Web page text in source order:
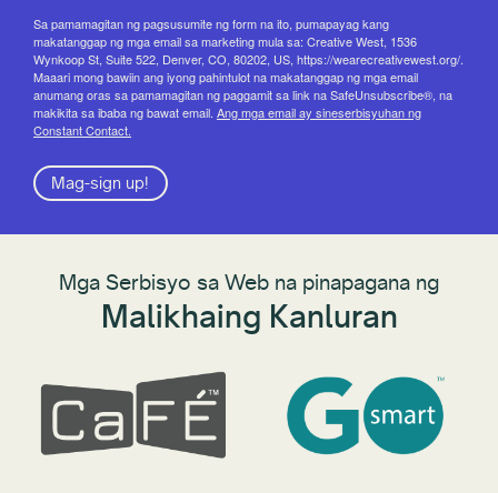
Sa pamamagitan ng pagsusumite ng form na ito, pumapayag kang
makatanggap ng mga email sa marketing mula sa: Creative West, 1536
Wynkoop St, Suite 522, Denver, CO, 80202, US, https://wearecreativewest.org/.
Maaari mong bawiin ang iyong pahintulot na makatanggap ng mga email
anumang oras sa pamamagitan ng paggamit sa link na SafeUnsubscribe®, na
makikita sa ibaba ng bawat email. Ang mga email ay sineserbisyuhan ng
Constant Contact.
Mag-sign up!
Mga Serbisyo sa Web na pinapagana ng
Malikhaing Kanluran